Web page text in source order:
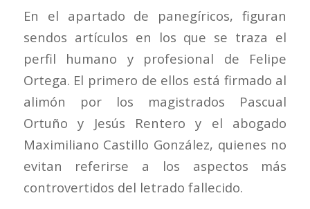
En el apartado de panegíricos, figuran
sendos artículos en los que se traza el
perfil humano y profesional de Felipe
Ortega. El primero de ellos está firmado al
alimón por los magistrados Pascual
Ortuño y Jesús Rentero y el abogado
Maximiliano Castillo González, quienes no
evitan referirse a los aspectos más
controvertidos del letrado fallecido.